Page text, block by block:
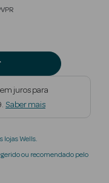
reduced from
juros para
Saber mais
lojas Wells.
ou recomendado pelo